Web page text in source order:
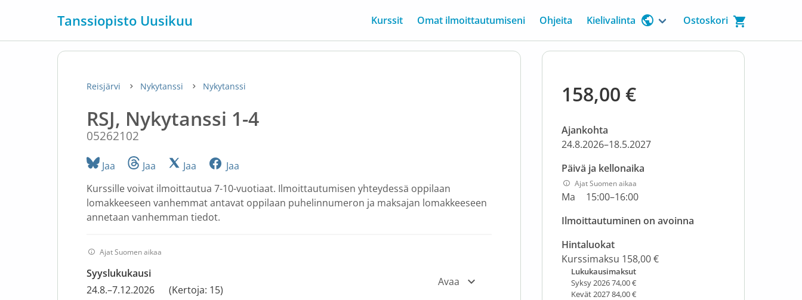
Tanssiopisto Uusikuu Kurssit Omat ilmoittautumiseni Ohjeita Kielivalinta Ostoskori
Reisjärvi Nykytanssi Nykytanssi
RSJ, Nykytanssi 1-4
05262102
Jaa Jaa Jaa
Jaa
Kurssille voivat ilmoittautua 7-10-vuotiaat. Ilmoittautumisen yhteydessä oppilaan
lomakkeeseen vanhemmat antavat oppilaan puhelinnumeron ja maksajan lomakkeeseen
annetaan vanhemman tiedot.
Ajat Suomen aikaa
Syyslukukausi
24.8.–7.12.2026
(Kertoja: 15)
Avaa
158,00 €
Ajankohta
24.8.2026–18.5.2027
Päivä ja kellonaika
Ajat Suomen aikaa
Ma
15:00–16:00
Ilmoittautuminen on avoinna
Hintaluokat
Kurssimaksu 158,00 €
Lukukausimaksut
Syksy 2026 74,00 €
Kevät 2027 84,00 €